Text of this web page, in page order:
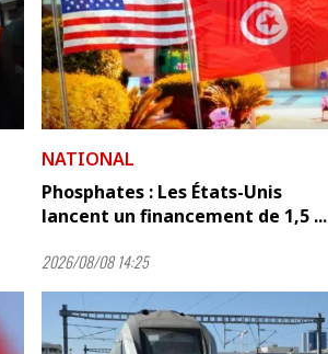
NATIONAL
Phosphates : Les États-Unis
lancent un financement de 1,5 ...
2026/08/08 14:25